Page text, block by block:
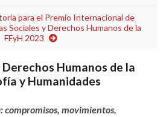
para el Premio Internacional de
Sociales y Derechos Humanos de la
FFyH 2023
Humanos de la
y Humanidades
compromisos, movimientos,